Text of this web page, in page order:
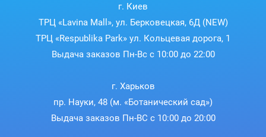
г. Киев
ТРЦ «Lavina Mall», ул. Берковецкая, 6Д (NEW)
ТРЦ «Respublika Park» ул. Кольцевая дорога, 1
Выдача заказов Пн-Вс с 10:00 до 22:00
г. Харьков
пр. Науки, 48 (м. «Ботанический сад»)
Выдача заказов Пн-ВС с 10:00 до 20:00